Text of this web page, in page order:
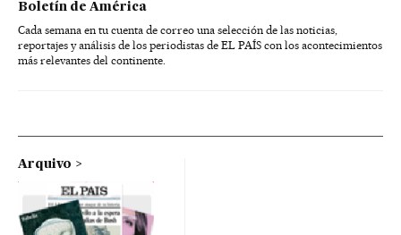
Boletín de América
Cada semana en tu cuenta de correo una selección de las noticias,
reportajes y análisis de los periodistas de EL PAÍS con los acontecimientos
más relevantes del continente.
Arquivo